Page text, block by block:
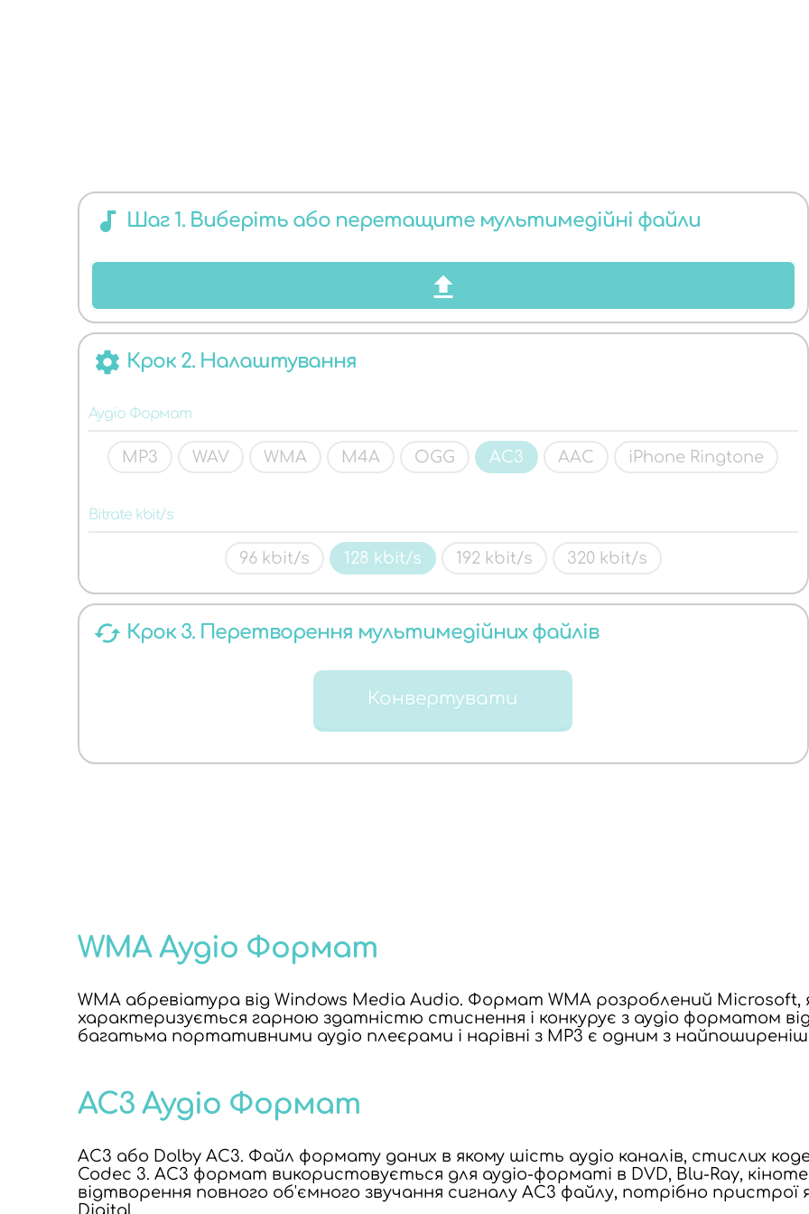
ДЛЯ БУДЬ-
ЯКИХ
АУДІО
ФОРМАТІВ
audiotrack Шаг 1. Виберіть або перетащите мультимедійні файли
settings Крок 2. Налаштування
Аудіо Формат
MP3 WAV WMA M4A OGG AC3 AAC iPhone Ringtone
Bitrate kbit/s
96 kbit/s 128 kbit/s 192 kbit/s 320 kbit/s
cached Крок 3. Перетворення мультимедійних файлів
Конвертувати
WMA Аудіо Формат
WMA абревіатура від Windows Media Audio. Формат WMA розроблений
характеризується гарною здатністю стиснення і конкурує з аудіо форматом
багатьма портативними аудіо плеєрами і нарівні з MP3 є одним з
AC3 Аудіо Формат
AC3 або Dolby AC3. Файл формату даних в якому шість аудіо каналів, стислих
Codec 3. AC3 формат використовується для аудіо-форматі в DVD, Blu-Ray,
відтворення повного об'ємного звучання сигналу AC3 файлу, потрібно
Digital.